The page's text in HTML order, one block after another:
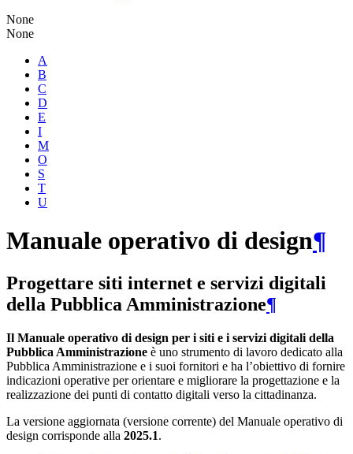
None
None
A
B
C
D
E
I
M
O
S
T
U
Manuale operativo di design¶
Progettare siti internet e servizi digitali
della Pubblica Amministrazione¶
Il Manuale operativo di design per i siti e i servizi digitali della
Pubblica Amministrazione è uno strumento di lavoro dedicato alla
Pubblica Amministrazione e i suoi fornitori e ha l’obiettivo di fornire
indicazioni operative per orientare e migliorare la progettazione e la
realizzazione dei punti di contatto digitali verso la cittadinanza.
La versione aggiornata (versione corrente) del Manuale operativo di
design corrisponde alla 2025.1.